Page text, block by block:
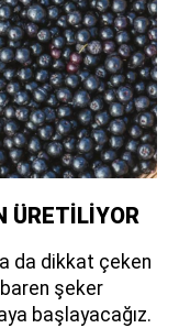
ÜRETİLİYOR
da dikkat çeken
şeker
başlayacağız.